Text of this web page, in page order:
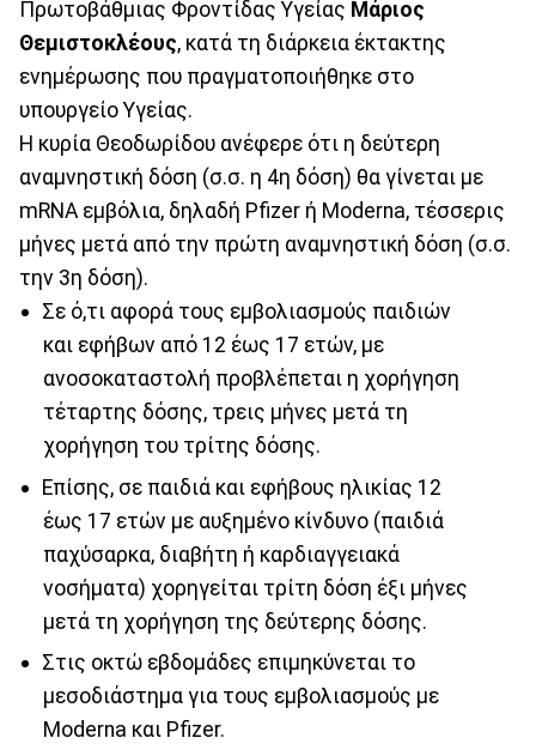
Πρωτοβάθμιας Φροντίδας Υγείας Μάριος
Θεμιστοκλέους, κατά τη διάρκεια έκτακτης
ενημέρωσης που πραγματοποιήθηκε στο
υπουργείο Υγείας.
Η κυρία Θεοδωρίδου ανέφερε ότι η δεύτερη
αναμνηστική δόση (σ.σ. η 4η δόση) θα γίνεται με
mRNA εμβόλια, δηλαδή Pfizer ή Moderna, τέσσερις
μήνες μετά από την πρώτη αναμνηστική δόση (σ.σ.
την 3η δόση).
Σε ό,τι αφορά τους εμβολιασμούς παιδιών
και εφήβων από 12 έως 17 ετών, με
ανοσοκαταστολή προβλέπεται η χορήγηση
τέταρτης δόσης, τρεις μήνες μετά τη
χορήγηση του τρίτης δόσης.
Επίσης, σε παιδιά και εφήβους ηλικίας 12
έως 17 ετών με αυξημένο κίνδυνο (παιδιά
παχύσαρκα, διαβήτη ή καρδιαγγειακά
νοσήματα) χορηγείται τρίτη δόση έξι μήνες
μετά τη χορήγηση της δεύτερης δόσης.
Στις οκτώ εβδομάδες επιμηκύνεται το
μεσοδιάστημα για τους εμβολιασμούς με
Moderna και Pfizer.